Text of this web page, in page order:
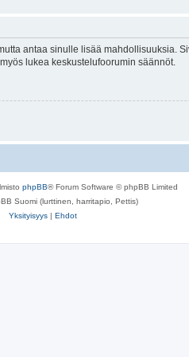
antaa sinulle lisää mahdollisuuksia.
lukea keskustelufoorumin säännöt.
phpBB® Forum Software © phpBB Limited
Suomi (lurttinen, harritapio, Pettis)
Yksityisyys | Ehdot